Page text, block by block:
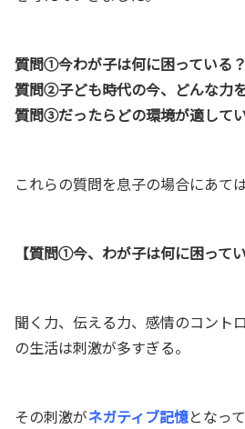
質問①今わが子は何に困っている？
質問②子ども時代の今、どんな力
質問③だったらどの環境が適して
これらの質問を息子の場合にあて
【質問①今、わが子は何に困って
聞く力、伝える力、感情のコント
の生活は刺激が多すぎる。
その刺激がネガティブ記憶となっ